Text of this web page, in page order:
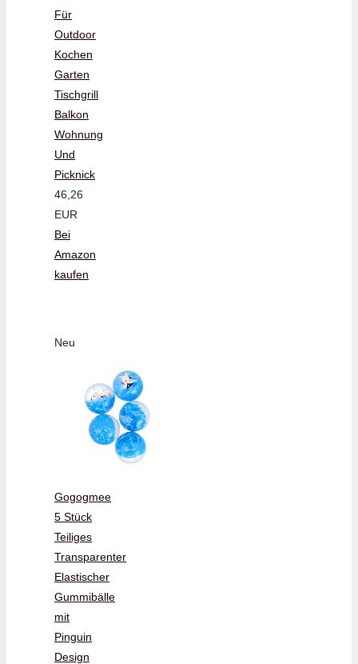
Für
Outdoor
Kochen
Garten
Tischgrill
Balkon
Wohnung
Und
Picknick
46,26
EUR
Bei
Amazon
kaufen
Neu
Gogogmee
5 Stück
Teiliges
Transparenter
Elastischer
Gummibälle
mit
Pinguin
Design